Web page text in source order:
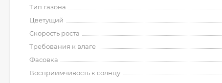
Тип газона
Цветущий
Скорость роста
Требования к влаге
Фасовка
Восприимчивость к солнцу